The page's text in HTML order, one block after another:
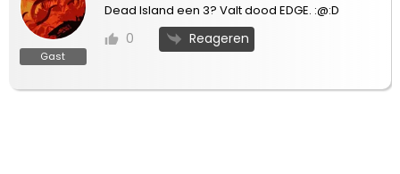
Gast
Dead Island een 3? Valt dood EDGE. :@:D
0 Reageren